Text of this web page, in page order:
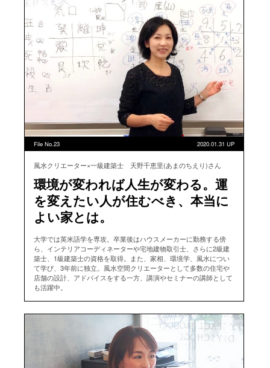
File No.23 2020.01.31 UP
風水クリエーター×一級建築士 天野千恵里(あまのちえり)さん
環境が変われば人生が変わる。運
を変えたい人が住むべき、本当に
よい家とは。
大学では英米語学を専攻。卒業後はハウスメーカーに勤務する傍
ら、インテリアコーディネーターや宅地建物取引士、さらに2級建
築士、1級建築士の資格を取得。また、家相、環境学、風水につい
て学び、3年前に独立。風水空間クリエーターとして多数の住宅や
店舗の設計、アドバイスをする一方、講演やセミナーの講師として
も活躍中。